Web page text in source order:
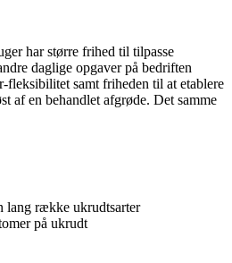
har større frihed til tilpasse
daglige opgaver på bedriften
fleksibilitet samt friheden til at etablere
af en behandlet afgrøde. Det samme
lang række ukrudtsarter
på ukrudt